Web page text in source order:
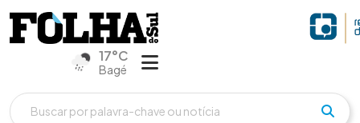
17°C
Bagé